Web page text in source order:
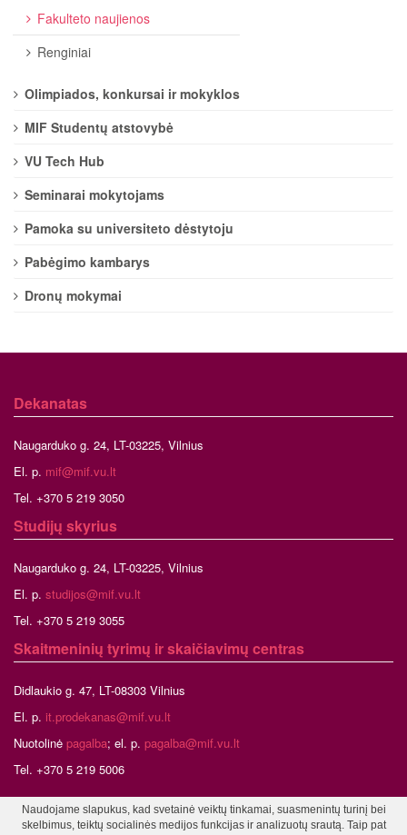
Fakulteto naujienos
Renginiai
Olimpiados, konkursai ir mokyklos
MIF Studentų atstovybė
VU Tech Hub
Seminarai mokytojams
Pamoka su universiteto dėstytoju
Pabėgimo kambarys
Dronų mokymai
Dekanatas
Naugarduko g. 24, LT-03225, Vilnius
El. p. mif@mif.vu.lt
Tel. +370 5 219 3050
Studijų skyrius
Naugarduko g. 24, LT-03225, Vilnius
El. p. studijos@mif.vu.lt
Tel. +370 5 219 3055
Skaitmeninių tyrimų ir skaičiavimų centras
Didlaukio g. 47, LT-08303 Vilnius
El. p. it.prodekanas@mif.vu.lt
Nuotolinė pagalba; el. p. pagalba@mif.vu.lt
Tel. +370 5 219 5006
Naudojame slapukus, kad svetainė veiktų tinkamai, suasmenintų turinį bei
skelbimus, teiktų socialinės medijos funkcijas ir analizuotų srautą. Taip pat